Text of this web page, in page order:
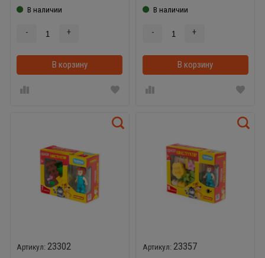
В наличии
- +
В корзину В корзинке
В наличии
- +
В корзину
23302
23357